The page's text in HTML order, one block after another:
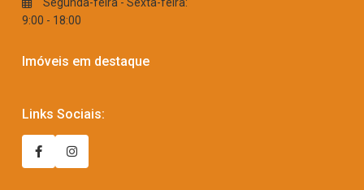
9:00 - 18:00
Imóveis em destaque
Links Sociais: